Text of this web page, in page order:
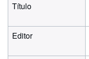
Título
Editor